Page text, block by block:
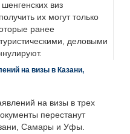
виз
их могут только
ранее
деловыми
на визы в Казани,
на визы в трех
перестанут
Самары и Уфы.